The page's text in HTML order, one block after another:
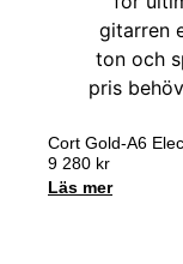
Cort Gold-A6
9 280 kr
Läs mer